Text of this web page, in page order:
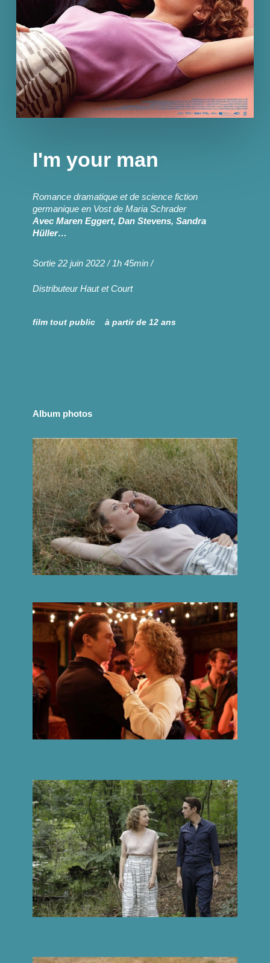
I'm your man
Romance dramatique et de science fiction
germanique en Vost de Maria Schrader
AvecMaren Eggert, Dan Stevens, Sandra
Hüller…
Sortie 22 juin 2022 / 1h 45min/
DistributeurHaut et Court
film tout public à partir de 12 ans
Album photos